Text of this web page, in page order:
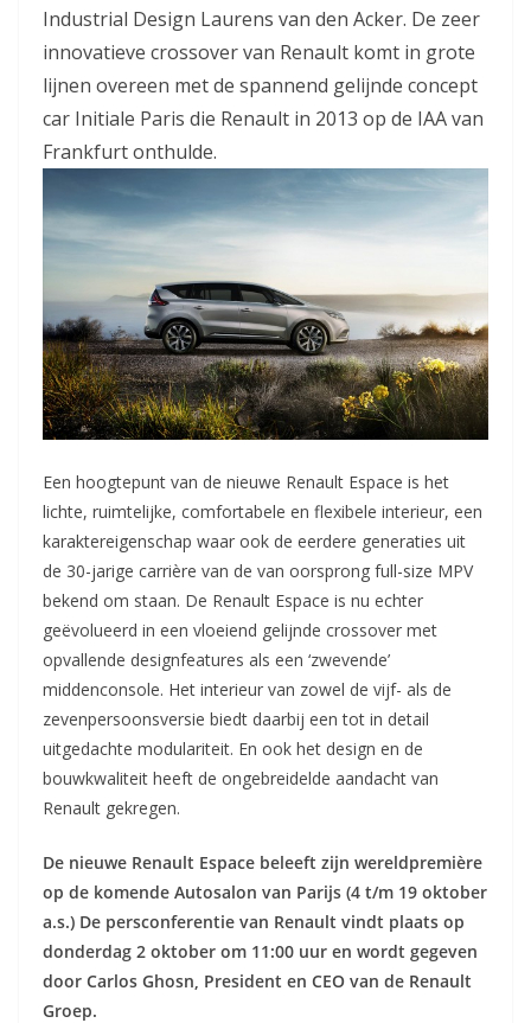
Industrial Design Laurens van den Acker. De zeer
innovatieve crossover van Renault komt in grote
lijnen overeen met de spannend gelijnde concept
car Initiale Paris die Renault in 2013 op de IAA van
Frankfurt onthulde.
Een hoogtepunt van de nieuwe Renault Espace is het
lichte, ruimtelijke, comfortabele en flexibele interieur, een
karaktereigenschap waar ook de eerdere generaties uit
de 30-jarige carrière van de van oorsprong full-size MPV
bekend om staan. De Renault Espace is nu echter
geëvolueerd in een vloeiend gelijnde crossover met
opvallende designfeatures als een ‘zwevende’
middenconsole. Het interieur van zowel de vijf- als de
zevenpersoonsversie biedt daarbij een tot in detail
uitgedachte modulariteit. En ook het design en de
bouwkwaliteit heeft de ongebreidelde aandacht van
Renault gekregen.
De nieuwe Renault Espace beleeft zijn wereldpremière
op de komende Autosalon van Parijs (4 t/m 19 oktober
a.s.) De persconferentie van Renault vindt plaats op
donderdag 2 oktober om 11:00 uur en wordt gegeven
door Carlos Ghosn, President en CEO van de Renault
Groep.